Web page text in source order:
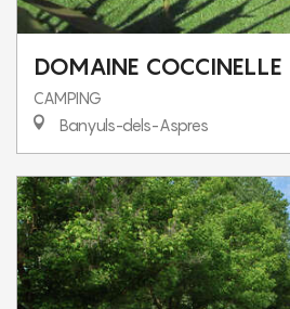
DOMAINE COCCINELLE
CAMPING
Banyuls-dels-Aspres